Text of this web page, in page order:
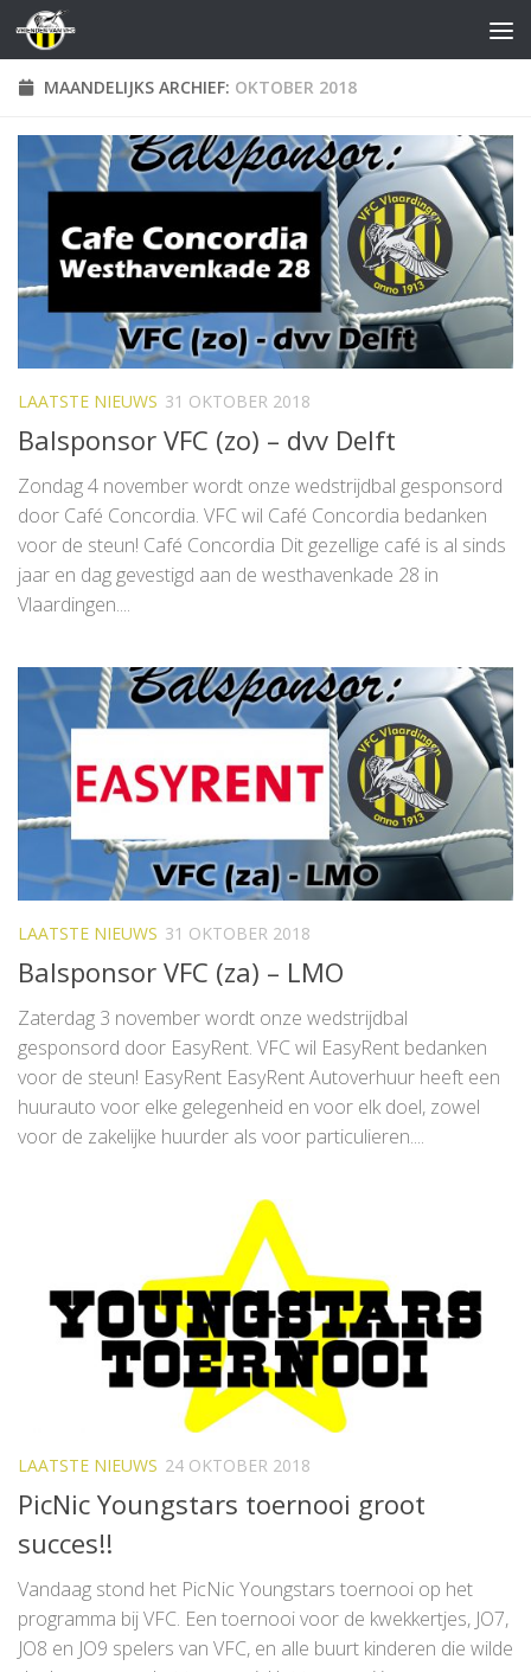
Doorgaan naar inhoud
MAANDELIJKS ARCHIEF: OKTOBER 2018
LAATSTE NIEUWS 31 OKTOBER 2018
Balsponsor VFC (zo) – dvv Delft
Zondag 4 november wordt onze wedstrijdbal gesponsord
door Café Concordia. VFC wil Café Concordia bedanken
voor de steun! Café Concordia Dit gezellige café is al sinds
jaar en dag gevestigd aan de westhavenkade 28 in
Vlaardingen....
LAATSTE NIEUWS 31 OKTOBER 2018
Balsponsor VFC (za) – LMO
Zaterdag 3 november wordt onze wedstrijdbal
gesponsord door EasyRent. VFC wil EasyRent bedanken
voor de steun! EasyRent EasyRent Autoverhuur heeft een
huurauto voor elke gelegenheid en voor elk doel, zowel
voor de zakelijke huurder als voor particulieren....
LAATSTE NIEUWS 24 OKTOBER 2018
PicNic Youngstars toernooi groot
succes!!
Vandaag stond het PicNic Youngstars toernooi op het
programma bij VFC. Een toernooi voor de kwekkertjes, JO7,
JO8 en JO9 spelers van VFC, en alle buurt kinderen die wilde